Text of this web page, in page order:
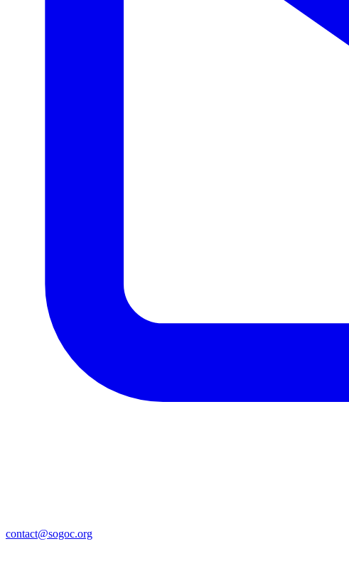
contact@sogoc.org